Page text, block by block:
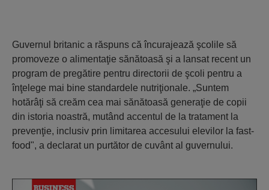
Guvernul britanic a răspuns că încurajează şcolile să
promoveze o alimentaţie sănătoasă şi a lansat recent un
program de pregătire pentru directorii de şcoli pentru a
înţelege mai bine standardele nutriţionale. „Suntem
hotărâţi să creăm cea mai sănătoasă generaţie de copii
din istoria noastră, mutând accentul de la tratament la
prevenţie, inclusiv prin limitarea accesului elevilor la fast-
food", a declarat un purtător de cuvânt al guvernului.